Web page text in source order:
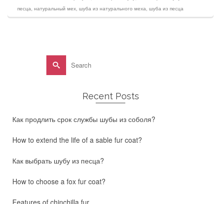
песца натуральный мех шуба из натурального меха шуба из песца
Search
for:
Recent Posts
Как продлить срок службы шубы из соболя?
How to extend the life of a sable fur coat?
Как выбрать шубу из песца?
How to choose a fox fur coat?
Features of chinchilla fur